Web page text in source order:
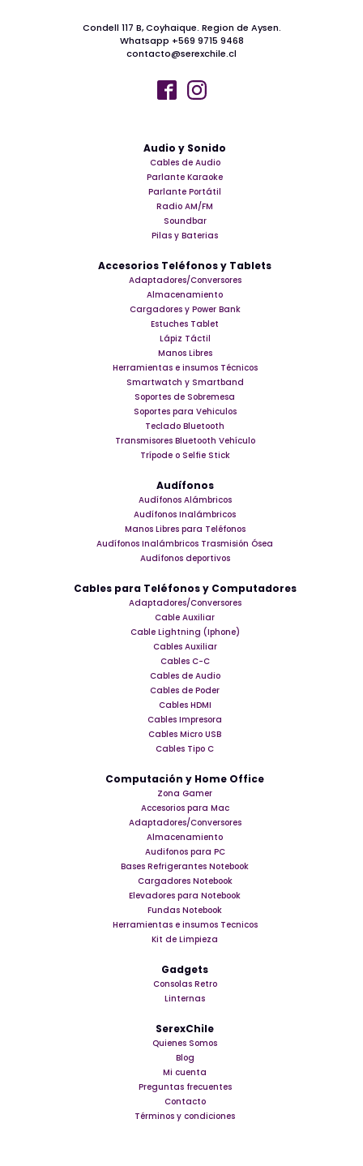
Audio y Sonido
Cables de Audio
Parlante Karaoke
Parlante Portátil
Radio AM/FM
Soundbar
Pilas y Baterias
Accesorios Teléfonos y Tablets
Adaptadores/Conversores
Almacenamiento
Cargadores y Power Bank
Estuches Tablet
Lápiz Táctil
Manos Libres
Herramientas e insumos Técnicos
Smartwatch y Smartband
Soportes de Sobremesa
Soportes para Vehiculos
Teclado Bluetooth
Transmisores Bluetooth Vehículo
Trípode o Selfie Stick
Audífonos
Audífonos Alámbricos
Audífonos Inalámbricos
Manos Libres para Teléfonos
Audífonos Inalámbricos Trasmisión Ósea
Audífonos deportivos
Cables para Teléfonos y Computadores
Adaptadores/Conversores
Cable Auxiliar
Cable Lightning (Iphone)
Cables Auxiliar
Cables C-C
Cables de Audio
Cables de Poder
Cables HDMI
Cables Impresora
Cables Micro USB
Cables Tipo C
Computación y Home Office
Zona Gamer
Accesorios para Mac
Adaptadores/Conversores
Almacenamiento
Audifonos para PC
Bases Refrigerantes Notebook
Cargadores Notebook
Elevadores para Notebook
Fundas Notebook
Herramientas e insumos Tecnicos
Kit de Limpieza
Gadgets
Consolas Retro
Linternas
SerexChile
Quienes Somos
Blog
Mi cuenta
Preguntas frecuentes
Contacto
Términos y condiciones
Condell 117 B, Coyhaique. Region de Aysen.
Whatsapp +569 9715 9468
contacto@serexchile.cl